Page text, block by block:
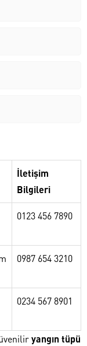
İletişim
Bilgileri
0123 456 7890
0987 654 3210
0234 567 8901
yangın tüpü